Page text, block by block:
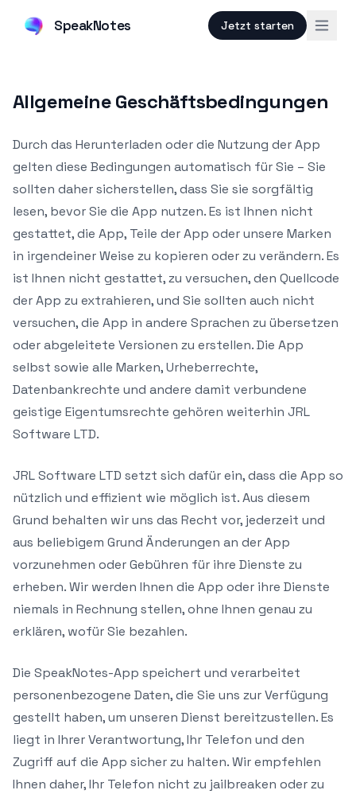
SpeakNotes Jetzt starten
Allgemeine Geschäftsbedingungen
Durch das Herunterladen oder die Nutzung der App
gelten diese Bedingungen automatisch für Sie – Sie
sollten daher sicherstellen, dass Sie sie sorgfältig
lesen, bevor Sie die App nutzen. Es ist Ihnen nicht
gestattet, die App, Teile der App oder unsere Marken
in irgendeiner Weise zu kopieren oder zu verändern. Es
ist Ihnen nicht gestattet, zu versuchen, den Quellcode
der App zu extrahieren, und Sie sollten auch nicht
versuchen, die App in andere Sprachen zu übersetzen
oder abgeleitete Versionen zu erstellen. Die App
selbst sowie alle Marken, Urheberrechte,
Datenbankrechte und andere damit verbundene
geistige Eigentumsrechte gehören weiterhin JRL
Software LTD.
JRL Software LTD setzt sich dafür ein, dass die App so
nützlich und effizient wie möglich ist. Aus diesem
Grund behalten wir uns das Recht vor, jederzeit und
aus beliebigem Grund Änderungen an der App
vorzunehmen oder Gebühren für ihre Dienste zu
erheben. Wir werden Ihnen die App oder ihre Dienste
niemals in Rechnung stellen, ohne Ihnen genau zu
erklären, wofür Sie bezahlen.
Die SpeakNotes-App speichert und verarbeitet
personenbezogene Daten, die Sie uns zur Verfügung
gestellt haben, um unseren Dienst bereitzustellen. Es
liegt in Ihrer Verantwortung, Ihr Telefon und den
Zugriff auf die App sicher zu halten. Wir empfehlen
Ihnen daher, Ihr Telefon nicht zu jailbreaken oder zu